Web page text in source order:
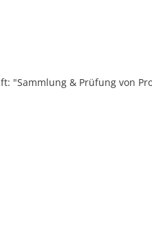
"Sammlung & Prüfung von